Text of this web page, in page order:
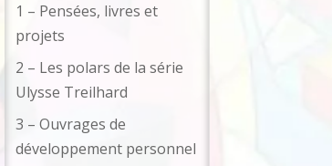
1 – Pensées, livres et
projets
2 – Les polars de la série
Ulysse Treilhard
3 – Ouvrages de
développement personnel